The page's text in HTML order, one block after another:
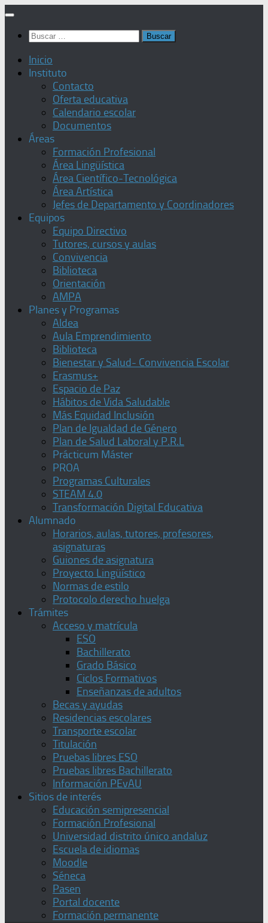
Saltar
contenido
Buscar:
Inicio
Instituto
Contacto
Oferta educativa
Calendario escolar
Documentos
Áreas
Formación Profesional
Área Lingüística
Área Científico-Tecnológica
Área Artística
Jefes de Departamento y Coordinadores
Equipos
Equipo Directivo
Tutores, cursos y aulas
Convivencia
Biblioteca
Orientación
AMPA
Planes y Programas
Aldea
Aula Emprendimiento
Biblioteca
Bienestar y Salud- Convivencia Escolar
Erasmus+
Espacio de Paz
Hábitos de Vida Saludable
Más Equidad Inclusión
Plan de Igualdad de Género
Plan de Salud Laboral y P.R.L
Prácticum Máster
PROA
Programas Culturales
STEAM 4.0
Transformación Digital Educativa
Alumnado
Horarios, aulas, tutores, profesores,
asignaturas
Guiones de asignatura
Proyecto Lingüístico
Normas de estilo
Protocolo derecho huelga
Trámites
Acceso y matrícula
ESO
Bachillerato
Grado Básico
Ciclos Formativos
Enseñanzas de adultos
Becas y ayudas
Residencias escolares
Transporte escolar
Titulación
Pruebas libres ESO
Pruebas libres Bachillerato
Información PEvAU
Sitios de interés
Educación semipresencial
Formación Profesional
Universidad distrito único andaluz
Escuela de idiomas
Moodle
Séneca
Pasen
Portal docente
Formación permanente